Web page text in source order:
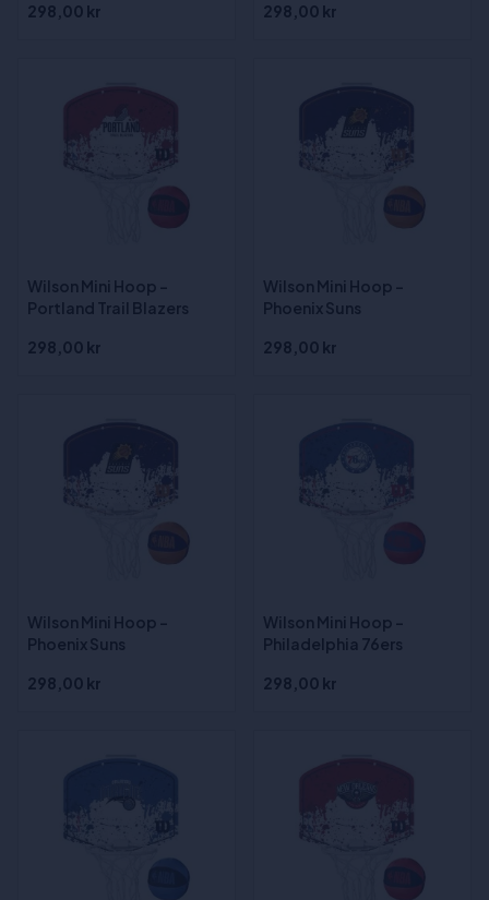
298,00 kr
298,00 kr
Wilson Mini Hoop -
Portland Trail Blazers
298,00 kr
Wilson Mini Hoop -
Phoenix Suns
298,00 kr
Wilson Mini Hoop -
Phoenix Suns
298,00 kr
Wilson Mini Hoop -
Philadelphia 76ers
298,00 kr